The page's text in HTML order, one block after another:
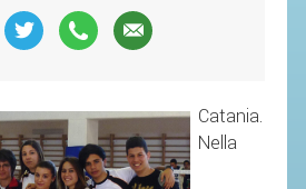
Catania.
Nella
SEGRETERIA FEDERALE
CONTATTI
CIRCOLARI
RESPONSABILITÀ SOCIALE